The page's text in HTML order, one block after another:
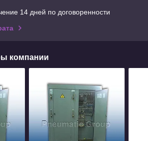
14 дней по договоренности
компании